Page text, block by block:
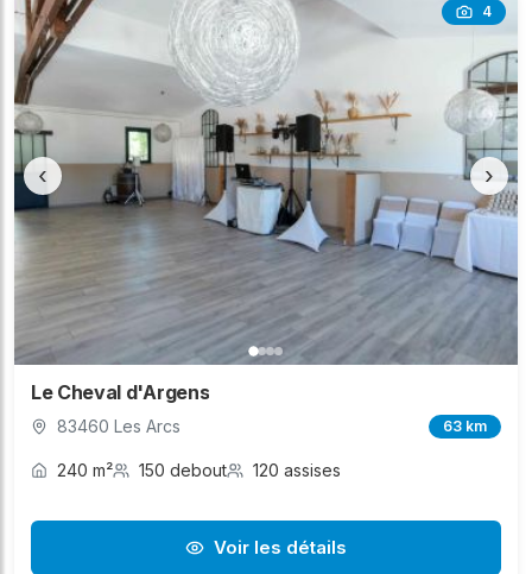
4
‹ ›
Le Cheval d'Argens
83460 Les Arcs 63 km
240 m² 150 debout 120 assises
Voir les détails